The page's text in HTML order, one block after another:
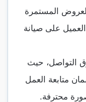
المستمرة
على صيانة
التواصل، حيث
متابعة العمل
محترفة.